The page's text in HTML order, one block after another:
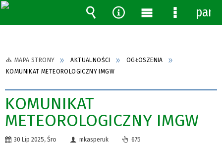
MAPA STRONY AKTUALNOŚCI
OGŁOSZENIA
KOMUNIKAT METEOROLOGICZNY IMGW
KOMUNIKAT
METEOROLOGICZNY IMGW
30 Lip 2025, Śro mkasperuk 675
Wyszukiwarka
Narzędzia
MenuMenu